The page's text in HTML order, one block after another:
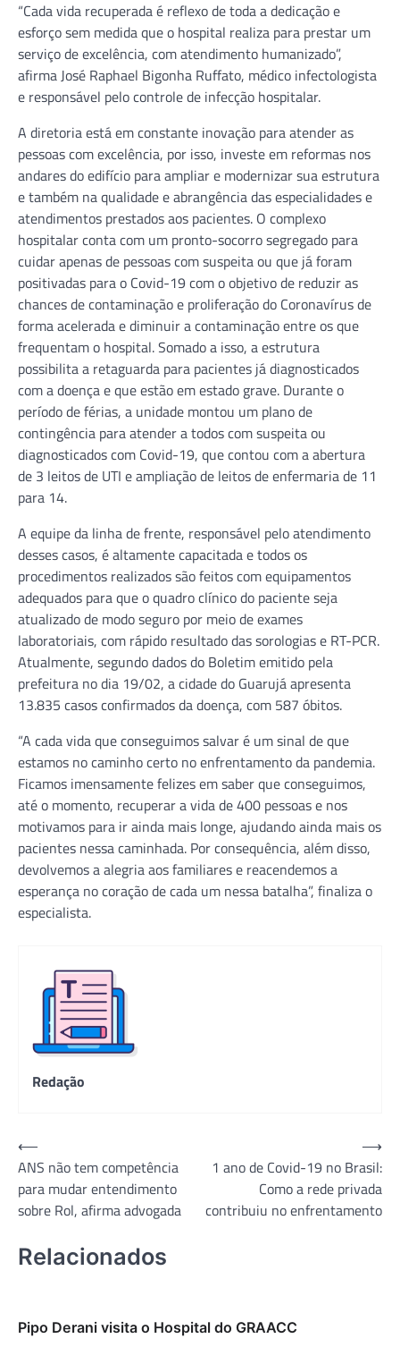
“Cada vida recuperada é reflexo de toda a dedicação e
esforço sem medida que o hospital realiza para prestar um
serviço de excelência, com atendimento humanizado”,
afirma José Raphael Bigonha Ruffato, médico infectologista
e responsável pelo controle de infecção hospitalar.
A diretoria está em constante inovação para atender as
pessoas com excelência, por isso, investe em reformas nos
andares do edifício para ampliar e modernizar sua estrutura
e também na qualidade e abrangência das especialidades e
atendimentos prestados aos pacientes. O complexo
hospitalar conta com um pronto-socorro segregado para
cuidar apenas de pessoas com suspeita ou que já foram
positivadas para o Covid-19 com o objetivo de reduzir as
chances de contaminação e proliferação do Coronavírus de
forma acelerada e diminuir a contaminação entre os que
frequentam o hospital. Somado a isso, a estrutura
possibilita a retaguarda para pacientes já diagnosticados
com a doença e que estão em estado grave. Durante o
período de férias, a unidade montou um plano de
contingência para atender a todos com suspeita ou
diagnosticados com Covid-19, que contou com a abertura
de 3 leitos de UTI e ampliação de leitos de enfermaria de 11
para 14.
A equipe da linha de frente, responsável pelo atendimento
desses casos, é altamente capacitada e todos os
procedimentos realizados são feitos com equipamentos
adequados para que o quadro clínico do paciente seja
atualizado de modo seguro por meio de exames
laboratoriais, com rápido resultado das sorologias e RT-PCR.
Atualmente, segundo dados do Boletim emitido pela
prefeitura no dia 19/02, a cidade do Guarujá apresenta
13.835 casos confirmados da doença, com 587 óbitos.
“A cada vida que conseguimos salvar é um sinal de que
estamos no caminho certo no enfrentamento da pandemia.
Ficamos imensamente felizes em saber que conseguimos,
até o momento, recuperar a vida de 400 pessoas e nos
motivamos para ir ainda mais longe, ajudando ainda mais os
pacientes nessa caminhada. Por consequência, além disso,
devolvemos a alegria aos familiares e reacendemos a
esperança no coração de cada um nessa batalha”, finaliza o
especialista.
Redação
Navegação
de
Post
⟵
ANS não tem competência
para mudar entendimento
sobre Rol, afirma advogada
1 ano de Covid-19 no Brasil:
Como a rede privada
contribuiu no enfrentamento
⟶
Relacionados
Pipo Derani visita o Hospital do GRAACC